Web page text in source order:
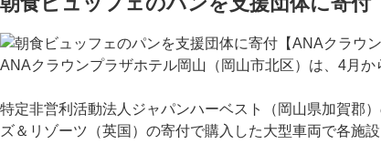
ANAクラウンプラザホテル岡山（岡山市北区）は、4月
特定非営利活動法人ジャパンハーベスト（岡山県加賀郡
ズ＆リゾーツ（英国）の寄付で購入した大型車両で各施